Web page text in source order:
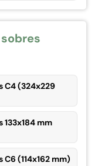
C4 (324x229
133x184 mm
C6 (114x162 mm)